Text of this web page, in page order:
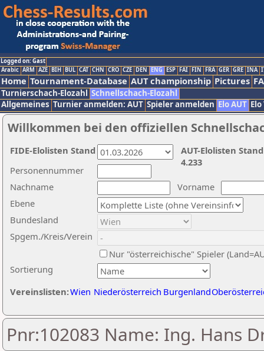
Logged on: Gast
Arabic ARM AZE BIH BUL CAT CHN CRO CZE DEN ENG ESP FAI FIN FRA GER GRE INA
Home Tournament-Database AUT championship Pictures
Turnierschach-Elozahl Schnellschach-Elozahl
Allgemeines Turnier anmelden: AUT Spieler anmelden Elo AUT
Willkommen bei den offiziellen
Nachname
Vorname
Ebene
Sortierung
Personennummer
Bundesland
Spgem./Kreis/Verein
Nur "österreichische" Spieler
Vereinslisten:Wien Niederösterreich Burgenland
AUT-Elolisten
4.233
FIDE-Elolisten Stand
Pnr:102083 Name: Ing. Hans